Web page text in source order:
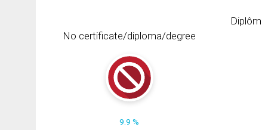
No certificate/diploma/degree
9.9 %